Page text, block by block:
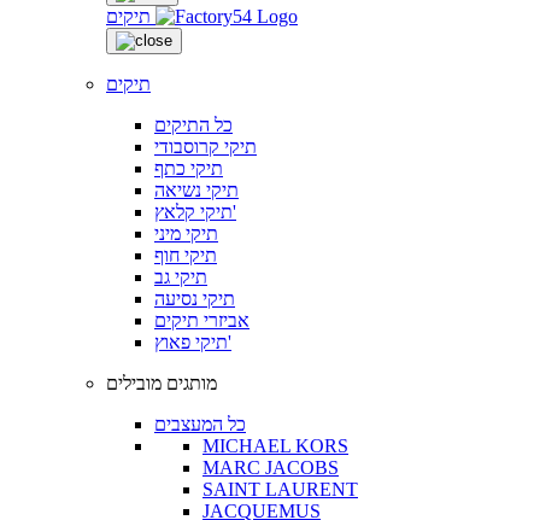
תיקים
תיקים
כל התיקים
תיקי קרוסבודי
תיקי כתף
תיקי נשיאה
תיקי קלאץ'
תיקי מיני
תיקי חוף
תיקי גב
תיקי נסיעה
אביזרי תיקים
תיקי פאוץ'
מותגים מובילים
כל המעצבים
MICHAEL KORS
MARC JACOBS
SAINT LAURENT
JACQUEMUS